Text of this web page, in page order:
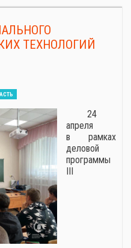
ТЕХНОЛОГИЙ
24
апреля
в рамках
деловой
программы